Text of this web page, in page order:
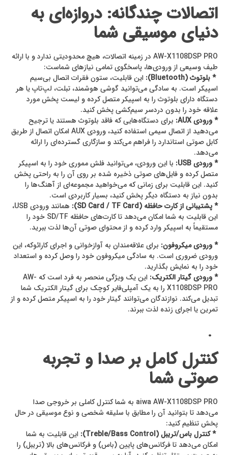
اتصالات چندگانه: دروازه‌ای به
دنیای موسیقی شما
AW-X1108DSP PRO در زمینه اتصالات، هیچ محدودیتی ندارد و با ارائه
طیف وسیعی از ورودی‌ها، پاسخگوی تمامی نیازهای شماست:
* بلوتوث (Bluetooth):
این قابلیت، ستون فقرات اتصال بی‌سیم
اسپیکر است. به سادگی می‌توانید گوشی هوشمند، تبلت، لپ‌تاپ یا هر
دستگاه دارای بلوتوث را به اسپیکر متصل کرده و لیست پخش مورد
علاقه خود را بدون دردسر سیم‌کشی پخش کنید.
* ورودی AUX:
برای دستگاه‌هایی که فاقد بلوتوث هستند یا ترجیح
می‌دهید از اتصال سیمی استفاده کنید، ورودی AUX امکان اتصال از طریق
کابل صوتی استاندارد را فراهم می‌کند و سازگاری گسترده‌ای را ارائه
می‌دهد.
* ورودی USB:
با این ورودی، می‌توانید فلش مموری خود را به اسپیکر
متصل کرده و فایل‌های صوتی ذخیره شده بر روی آن را به راحتی پخش
کنید. این قابلیت برای زمانی که می‌خواهید مجموعه‌ای از آهنگ‌ها را
بدون نیاز به دستگاه دیگر پخش کنید، بسیار کاربردی است.
* پشتیبانی از کارت حافظه (SD Card / TF Card):
همانند ورودی USB،
این قابلیت به شما امکان می‌دهد تا کارت‌های حافظه SD/TF خود را
مستقیماً به اسپیکر وارد کرده و از محتوای صوتی آن‌ها لذت ببرید.
* ورودی میکروفون: برای علاقه‌مندان به آوازخوانی و اجرای کارائوکه، این
ورودی ضروری است. به سادگی میکروفون خود را وصل کرده و استعداد
خود را به نمایش بگذارید.
* ورودی گیتار الکتریک:
این یک ویژگی منحصر به فرد است که AW-
X1108DSP PRO را به یک آمپلی‌فایر کوچک برای گیتار الکتریک شما
تبدیل می‌کند. نوازندگان می‌توانند گیتار خود را به اسپیکر متصل کرده و از
تمرین یا اجرای زنده لذت ببرند.
.
کنترل کامل بر صدا و تجربه
صوتی شما
aiwa AW-X1108DSP PRO به شما کنترل کاملی بر خروجی صدا
می‌دهد تا بتوانید آن را مطابق با سلیقه شخصی و نوع موسیقی در حال
پخش تنظیم کنید:
* کنترل باس/تریبل (Treble/Bass Control):
این قابلیت به شما
امکان می‌دهد تا فرکانس‌های پایین (باس) و فرکانس‌های بالا (تریبل) را